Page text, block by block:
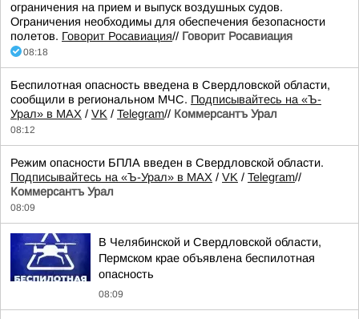
ограничения на прием и выпуск воздушных судов.
Ограничения необходимы для обеспечения безопасности
полетов. Говорит Росавиация// Говорит Росавиация
08:18
Беспилотная опасность введена в Свердловской области,
сообщили в региональном МЧС. Подписывайтесь на «Ъ-
Урал» в MAX / VK / Telegram// Коммерсантъ Урал
08:12
Режим опасности БПЛА введен в Свердловской области.
Подписывайтесь на «Ъ-Урал» в MAX / VK / Telegram//
Коммерсантъ Урал
08:09
В Челябинской и Свердловской области,
Пермском крае объявлена беспилотная
опасность
08:09